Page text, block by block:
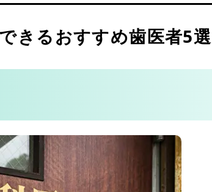
きるおすすめ歯医者5選